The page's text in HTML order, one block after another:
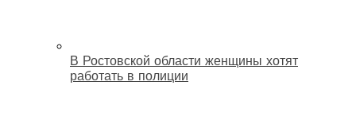
В Ростовской области женщины хотят
работать в полиции